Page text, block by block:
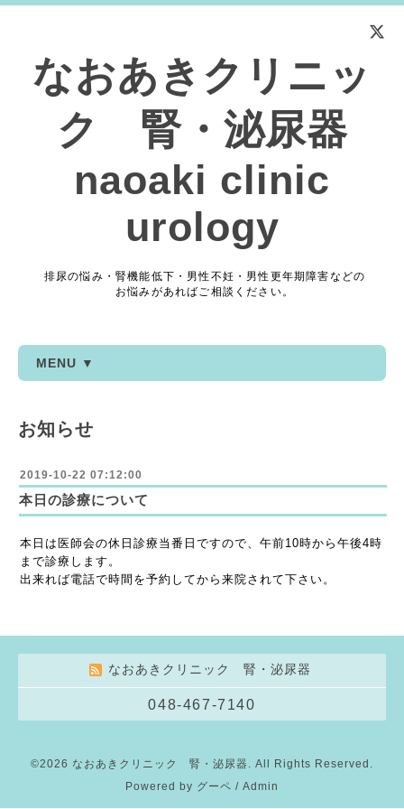
なおあきクリニッ
ク 腎・泌尿器
naoaki clinic
urology
排尿の悩み・腎機能低下・男性不妊・男性更年期障害などの
お悩みがあればご相談ください。
MENU ▼
お知らせ
2019-10-22 07:12:00
本日の診療について
本日は医師会の休日診療当番日ですので、午前10時から午後4時
まで診療します。
出来れば電話で時間を予約してから来院されて下さい。
なおあきクリニック 腎・泌尿器
048-467-7140
©2026 なおあきクリニック 腎・泌尿器 . All Rights Reserved.
Powered by グーペ / Admin